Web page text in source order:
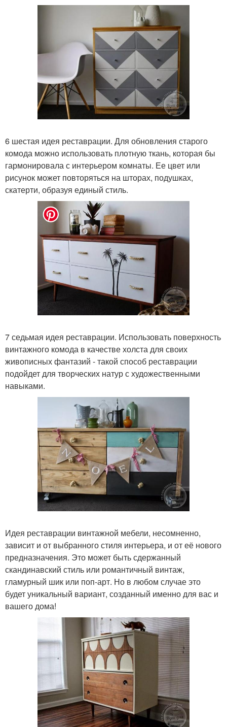
6 шестая идея реставрации. Для обновления старого
комода можно использовать плотную ткань, которая бы
гармонировала с интерьером комнаты. Ее цвет или
рисунок может повторяться на шторах, подушках,
скатерти, образуя единый стиль.
7 седьмая идея реставрации. Использовать поверхность
винтажного комода в качестве холста для своих
живописных фантазий - такой способ реставрации
подойдет для творческих натур с художественными
навыками.
Идея реставрации винтажной мебели, несомненно,
зависит и от выбранного стиля интерьера, и от её нового
предназначения. Это может быть сдержанный
скандинавский стиль или романтичный винтаж,
гламурный шик или поп-арт. Но в любом случае это
будет уникальный вариант, созданный именно для вас и
вашего дома!